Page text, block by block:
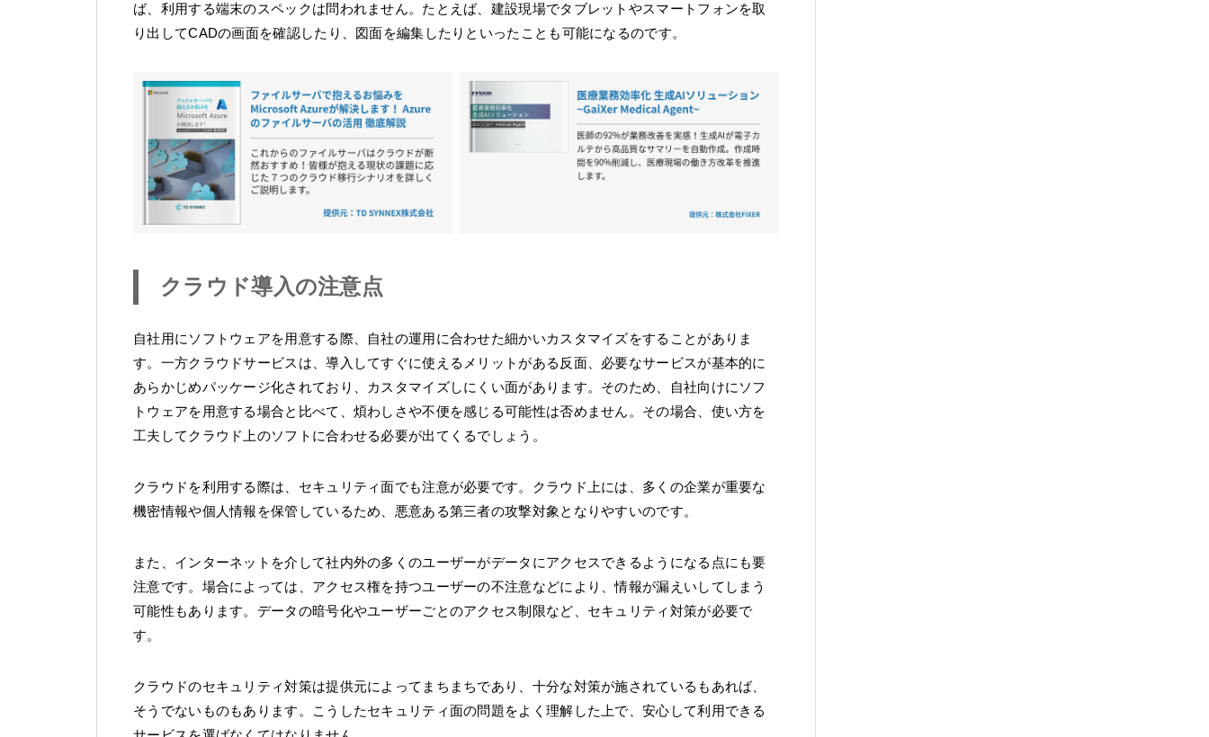
ば、利用する端末のスペックは問われません。たとえば、建設現場でタブレットやスマートフォンを取
り出してCADの画面を確認したり、図面を編集したりといったことも可能になるのです。
クラウド導入の注意点
自社用にソフトウェアを用意する際、自社の運用に合わせた細かいカスタマイズをすることがありま
す。一方クラウドサービスは、導入してすぐに使えるメリットがある反面、必要なサービスが基本的に
あらかじめパッケージ化されており、カスタマイズしにくい面があります。そのため、自社向けにソフ
トウェアを用意する場合と比べて、煩わしさや不便を感じる可能性は否めません。その場合、使い方を
工夫してクラウド上のソフトに合わせる必要が出てくるでしょう。
クラウドを利用する際は、セキュリティ面でも注意が必要です。クラウド上には、多くの企業が重要な
機密情報や個人情報を保管しているため、悪意ある第三者の攻撃対象となりやすいのです。
また、インターネットを介して社内外の多くのユーザーがデータにアクセスできるようになる点にも要
注意です。場合によっては、アクセス権を持つユーザーの不注意などにより、情報が漏えいしてしまう
可能性もあります。データの暗号化やユーザーごとのアクセス制限など、セキュリティ対策が必要で
す。
クラウドのセキュリティ対策は提供元によってまちまちであり、十分な対策が施されているもあれば、
そうでないものもあります。こうしたセキュリティ面の問題をよく理解した上で、安心して利用できる